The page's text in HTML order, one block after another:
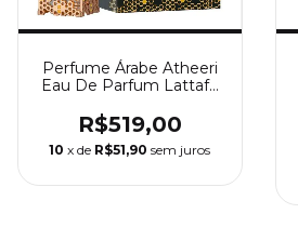
Perfume Árabe Atheeri
Eau De Parfum Lattafa
R$519,00
10 x de R$51,90 sem juros